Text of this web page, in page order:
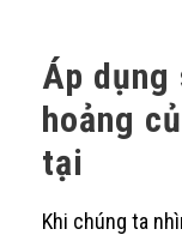
Áp
hoảng
tại
Khi chúng ta